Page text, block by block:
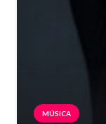
MÚSICA